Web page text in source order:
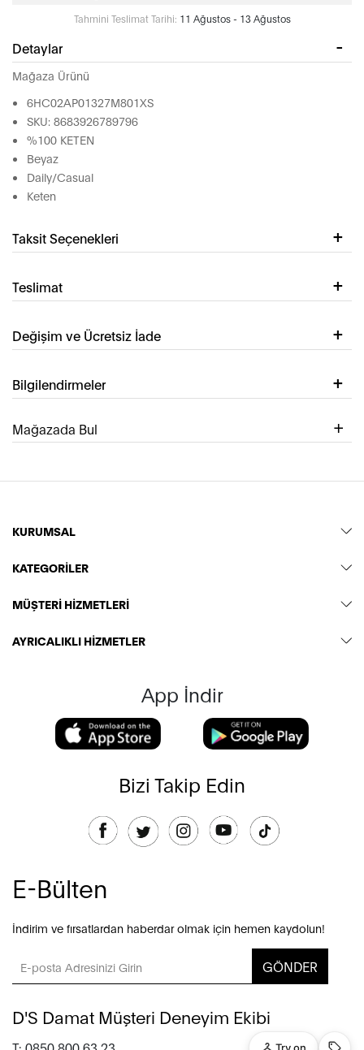
Tahmini Teslimat Tarihi: 11 Ağustos - 13 Ağustos
Detaylar
Mağaza Ürünü
6HC02AP01327M801XS
SKU: 8683926789796
%100 KETEN
Beyaz
Daily/Casual
Keten
Taksit Seçenekleri
Teslimat
Değişim ve Ücretsiz İade
Bilgilendirmeler
Mağazada Bul
KURUMSAL
KATEGORİLER
MÜŞTERİ HİZMETLERİ
AYRICALIKLI HİZMETLER
App İndir
Bizi Takip Edin
E-Bülten
İndirim ve fırsatlardan haberdar olmak için hemen kaydolun!
GÖNDER
D'S Damat Müşteri Deneyim Ekibi